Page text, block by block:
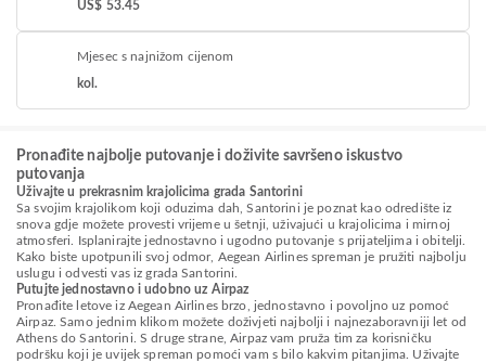
US$ 53.45
Mjesec s najnižom cijenom
kol.
Pronađite najbolje putovanje i doživite savršeno iskustvo
putovanja
Uživajte u prekrasnim krajolicima grada Santorini
Sa svojim krajolikom koji oduzima dah, Santorini je poznat kao odredište iz
snova gdje možete provesti vrijeme u šetnji, uživajući u krajolicima i mirnoj
atmosferi. Isplanirajte jednostavno i ugodno putovanje s prijateljima i obitelji.
Kako biste upotpunili svoj odmor, Aegean Airlines spreman je pružiti najbolju
uslugu i odvesti vas iz grada Santorini.
Putujte jednostavno i udobno uz Airpaz
Pronađite letove iz Aegean Airlines brzo, jednostavno i povoljno uz pomoć
Airpaz. Samo jednim klikom možete doživjeti najbolji i najnezaboravniji let od
Athens do Santorini. S druge strane, Airpaz vam pruža tim za korisničku
podršku koji je uvijek spreman pomoći vam s bilo kakvim pitanjima. Uživajte